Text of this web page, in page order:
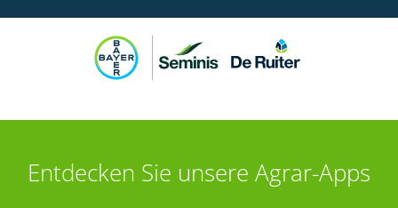
Entdecken Sie unsere Agrar-Apps